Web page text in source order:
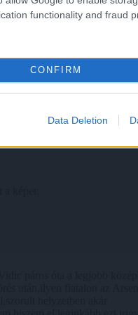
functionality and fraud
CONFIRM
Data Deletion